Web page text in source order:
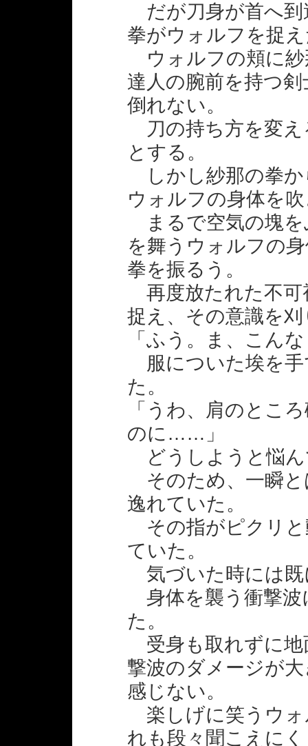
だが刀身が首へ到
拳がウォルフを捉
ウォルフの頬に紗
達人の腕前を持つ
倒れない。
刀の持ち方を変え
とする。
しかし紗那の拳か
ウォルフの身体を
まるで空気の塊を
を舞うウォルフの
拳を振るう。
再度放たれた不可
捉え、その意識を
「ふう。ま、こん
服についた埃を手
た。
「うわ、肩のとこ
のに……」
どうしようと悩ん
そのため、一瞬と
逸れていた。
その指がピクリと
ていた。
気づいた時には既
身体を襲う衝撃波
た。
受身も取れずに地
撃波のダメージが
感じない。
楽しげに笑うウォ
れも段々聞こえに